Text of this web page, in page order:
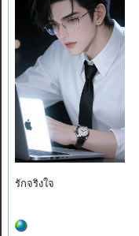
รักจริงใจ